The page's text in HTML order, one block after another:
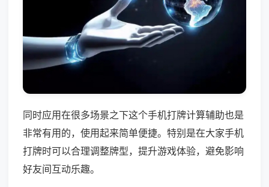
同时应用在很多场景之下这个手机打牌计算辅助也是
非常有用的，使用起来简单便捷。特别是在大家手机
打牌时可以合理调整牌型，提升游戏体验，避免影响
好友间互动乐趣。